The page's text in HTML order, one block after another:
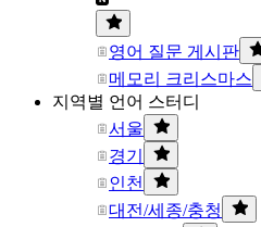
영어 질문 게시판
메모리 크리스마스
지역별 언어 스터디
서울
경기
인천
대전/세종/충청